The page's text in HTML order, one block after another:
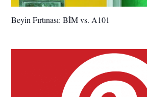
Beyin Fırtınası: BİM vs. A101